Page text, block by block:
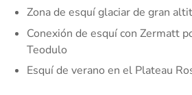
Zona de esquí glaciar de gran
Conexión de esquí con Zermatt
Teodulo
Esquí de verano en el Plateau